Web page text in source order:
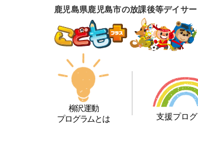
鹿児島県鹿児島市の放課後等デイサ
柳沢運動
プログラムとは
支援プロ